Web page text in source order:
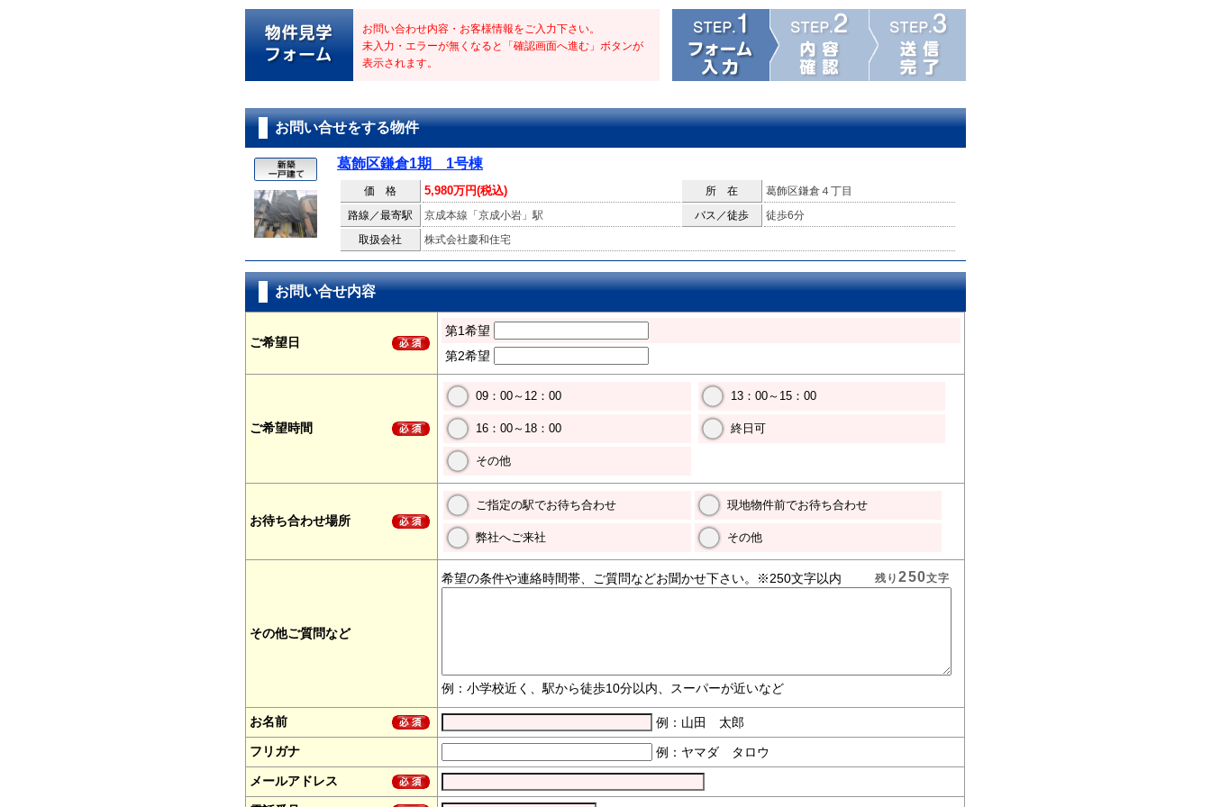
お問い合わせ内容・お客様情報をご入力下さい。
未入力・エラーが無くなると「確認画面へ進む」ボタンが
表示されます。
お問い合せをする物件
葛飾区鎌倉1期 1号棟
価 格 5,980万円(税込) 所 在
葛飾区鎌倉４丁目
路線／最寄駅
京成本線「京成小岩」駅 バス／徒歩
徒歩6分
取扱会社
株式会社慶和住宅
お問い合せ内容
ご希望日
第1希望
第2希望
ご希望時間
09：00～12：00 13：00～15：00
16：00～18：00 終日可
その他
お待ち合わせ場所
ご指定の駅でお待ち合わせ 現地物件前でお待ち合わせ
弊社へご来社 その他
その他ご質問など
希望の条件や連絡時間帯、ご質問などお聞かせ下さい。※250文字以内
例：小学校近く、駅から徒歩10分以内、スーパーが近いなど
残り250文字
お名前
例：山田 太郎
フリガナ
例：ヤマダ タロウ
メールアドレス